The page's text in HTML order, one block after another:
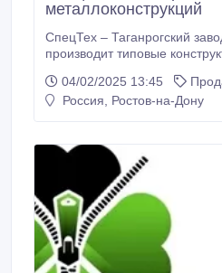
металлоконструкций
СпецТех – Таганрогский
производит типовые
точном соответствии с
Сварка, пайка, сверление отверстий, токарные
вальцовка обечаек, пескоструйная обработка,
04/02/2025 13:45
Россия, Ростов-на-Дону